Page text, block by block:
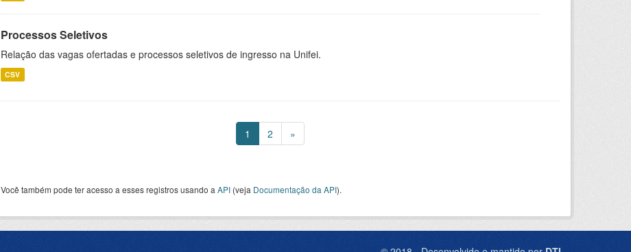
Processos Seletivos
Relação das vagas ofertadas e processos seletivos de ingresso na Unifei.
CSV
1 2 »
Você também pode ter acesso a esses registros usando a API (veja Documentação da API).